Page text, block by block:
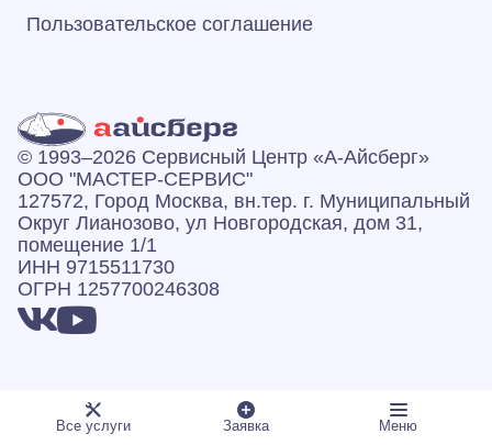
Пользовательское соглашение
© 1993–2026 Сервисный Центр «А‑Айсберг»
ООО "МАСТЕР-СЕРВИС"
127572, Город Москва, вн.тер. г. Муниципальный
Округ Лианозово, ул Новгородская, дом 31,
помещение 1/1
ИНН 9715511730
ОГРН 1257700246308
Есть вопросы? Звоните:
Все услуги Заявка Меню